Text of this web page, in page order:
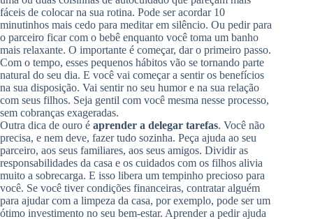
fáceis de colocar na sua rotina. Pode ser acordar 10
minutinhos mais cedo para meditar em silêncio. Ou pedir para
o parceiro ficar com o bebê enquanto você toma um banho
mais relaxante. O importante é começar, dar o primeiro passo.
Com o tempo, esses pequenos hábitos vão se tornando parte
natural do seu dia. E você vai começar a sentir os benefícios
na sua disposição. Vai sentir no seu humor e na sua relação
com seus filhos. Seja gentil com você mesma nesse processo,
sem cobranças exageradas.
Outra dica de ouro é aprender a delegar tarefas. Você não
precisa, e nem deve, fazer tudo sozinha. Peça ajuda ao seu
parceiro, aos seus familiares, aos seus amigos. Dividir as
responsabilidades da casa e os cuidados com os filhos alivia
muito a sobrecarga. E isso libera um tempinho precioso para
você. Se você tiver condições financeiras, contratar alguém
para ajudar com a limpeza da casa, por exemplo, pode ser um
ótimo investimento no seu bem-estar. Aprender a pedir ajuda